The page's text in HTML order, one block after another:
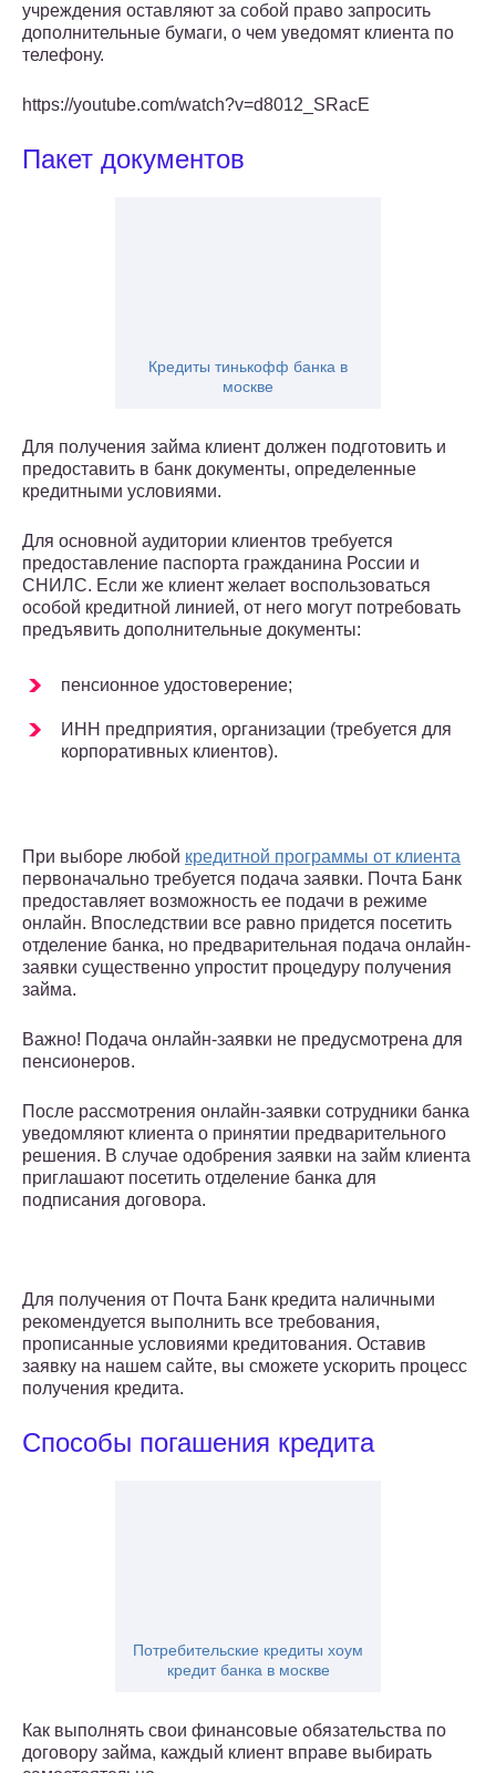
учреждения оставляют за собой право запросить
дополнительные бумаги, о чем уведомят клиента по
телефону.
https://youtube.com/watch?v=d8012_SRacE
Пакет документов
Кредиты тинькофф банка в
москве
Для получения займа клиент должен подготовить и
предоставить в банк документы, определенные
кредитными условиями.
Для основной аудитории клиентов требуется
предоставление паспорта гражданина России и
СНИЛС. Если же клиент желает воспользоваться
особой кредитной линией, от него могут потребовать
предъявить дополнительные документы:
пенсионное удостоверение;
ИНН предприятия, организации (требуется для
корпоративных клиентов).
При выборе любой кредитной программы от клиента
первоначально требуется подача заявки. Почта Банк
предоставляет возможность ее подачи в режиме
онлайн. Впоследствии все равно придется посетить
отделение банка, но предварительная подача онлайн-
заявки существенно упростит процедуру получения
займа.
Важно! Подача онлайн-заявки не предусмотрена для
пенсионеров.
После рассмотрения онлайн-заявки сотрудники банка
уведомляют клиента о принятии предварительного
решения. В случае одобрения заявки на займ клиента
приглашают посетить отделение банка для
подписания договора.
Для получения от Почта Банк кредита наличными
рекомендуется выполнить все требования,
прописанные условиями кредитования. Оставив
заявку на нашем сайте, вы сможете ускорить процесс
получения кредита.
Способы погашения кредита
Потребительские кредиты хоум
кредит банка в москве
Как выполнять свои финансовые обязательства по
договору займа, каждый клиент вправе выбирать